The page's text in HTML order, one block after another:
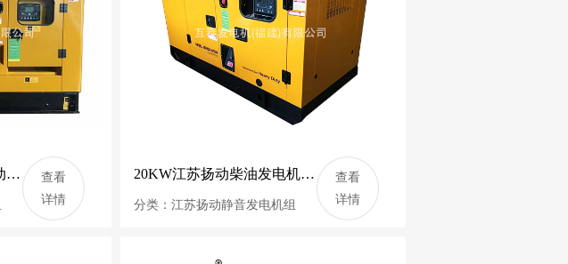
小型发电机24KW江苏扬动柴油发电机组 30KVA静音发电机 Y4100D
查看
详情
20KW江苏扬动柴油发电机组 250KVA静音发电机 Y495D
分类：江苏扬动静音发电机组
查看
详情